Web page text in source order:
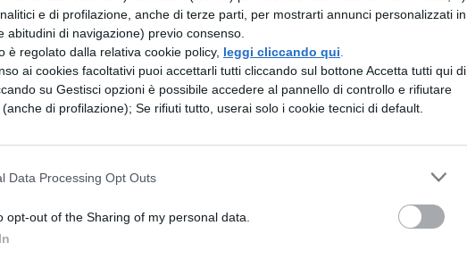
e di profilazione, anche di terze parti, per mostrarti annunci personalizzati in
abitudini di navigazione) previo consenso.
è regolato dalla relativa cookie policy, leggi cliccando qui
ai cookies facoltativi puoi accettarli tutti cliccando sul bottone Accetta tutti qui di
su Gestisci opzioni è possibile accedere al pannello di controllo e rifiutare
di profilazione); Se rifiuti tutto, userai solo i cookie tecnici di default.
Data Processing Opt Outs
opt-out of the Sharing of my personal data.
LE COPPIE D'ORO.
qualche artista, le coppie d’oro devono servirci
del vero amore; ecco per voi le 5 storie